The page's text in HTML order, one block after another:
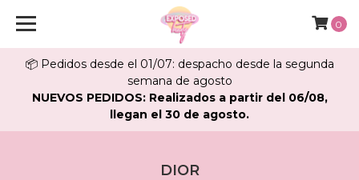
📦 Pedidos desde el 01/07: despacho desde la segunda
semana de agosto
NUEVOS PEDIDOS: Realizados a partir del 06/08,
llegan el 30 de agosto.
0
DIOR